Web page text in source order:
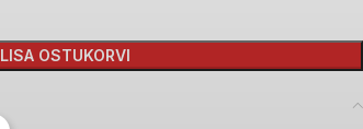
LISA OSTUKORVI